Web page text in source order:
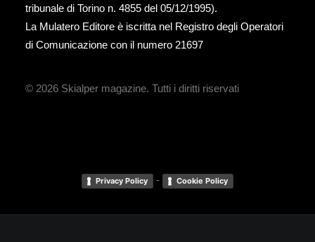
tribunale di Torino n. 4855 del 05/12/1995).
La Mulatero Editore è iscritta nel Registro degli Operatori
di Comunicazione con il numero 21697
© 2026 Skialper magazine. Tutti i diritti riservati
Privacy Policy - Cookie Policy